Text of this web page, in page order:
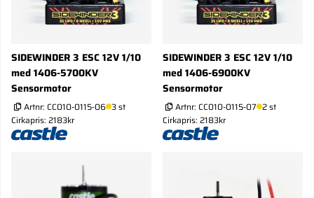
SIDEWINDER 3 ESC 12V 1/10
med 1406-5700KV
Sensormotor
Artnr: CC010-0115-06 3 st
Cirkapris: 2183kr
SIDEWINDER 3 ESC 12V 1/10
med 1406-6900KV
Sensormotor
Artnr: CC010-0115-07 2 st
Cirkapris: 2183kr